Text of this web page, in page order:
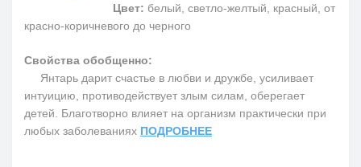
Цвет: белый, светло-желтый, красный, от
красно-коричневого до черного
Свойства обобщенно:
Янтарь дарит счастье в любви и дружбе, усиливает
интуицию, противодействует злым силам, оберегает
детей. Благотворно влияет на организм практически при
любых заболеваниях ПОДРОБНЕЕ